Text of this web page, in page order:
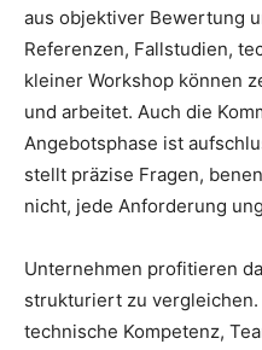
aus objektiver Bewertung
Referenzen, Fallstudien,
kleiner Workshop können
und arbeitet. Auch die
Angebotsphase ist
stellt präzise Fragen,
nicht, jede Anforderung
Unternehmen profitieren
strukturiert zu
technische Kompetenz,